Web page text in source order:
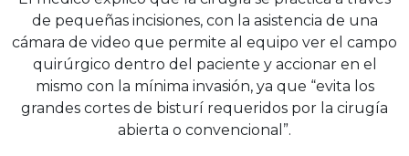
de pequeñas incisiones, con la asistencia de una
cámara de video que permite al equipo ver el campo
quirúrgico dentro del paciente y accionar en el
mismo con la mínima invasión, ya que “evita los
grandes cortes de bisturí requeridos por la cirugía
abierta o convencional”.